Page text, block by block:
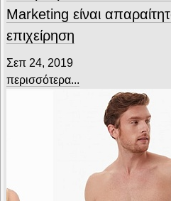
Marketing είναι
επιχείρηση
Σεπ 24, 2019
περισσότερα...